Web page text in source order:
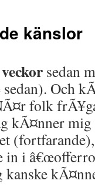
känslor
sedan
Och
folk
kÃ¤nner
i